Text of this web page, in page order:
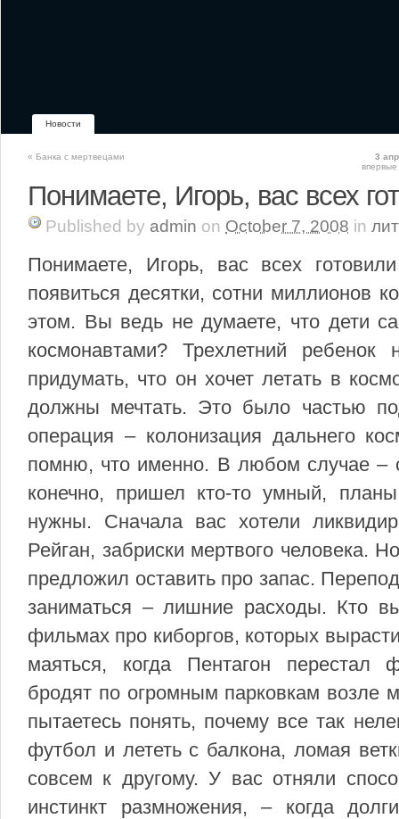
Новости
« Банка с мертвецами
3
Понимаете, Игорь, вас всех
Published by admin on October 7, 2008 in
Понимаете, Игорь, вас всех
появиться десятки, сотни миллионов
этом. Вы ведь не думаете, что дети
космонавтами? Трехлетний
придумать, что он хочет летать в
должны мечтать. Это было частью
операция – колонизация дальнего
помню, что именно. В любом случае
конечно, пришел кто-то умный,
нужны. Сначала вас хотели
Рейган, забриски мертвого человека.
предложил оставить про запас.
заниматься – лишние расходы. Кто
фильмах про киборгов, которых
маяться, когда Пентагон перестал
бродят по огромным парковкам возле
пытаетесь понять, почему все так
футбол и лететь с балкона, ломая
совсем к другому. У вас отняли
инстинкт размножения, – когда